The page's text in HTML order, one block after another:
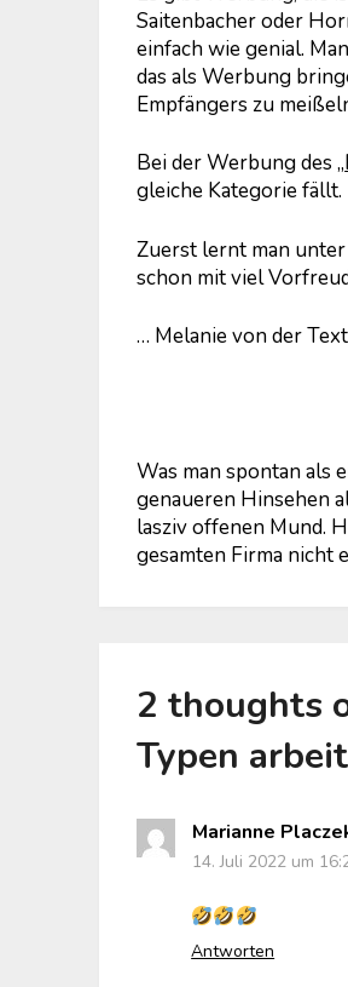
Saitenbacher oder
einfach wie genial.
das als Werbung
Empfängers zu
Bei der Werbung des „
gleiche Kategorie fällt.
Zuerst lernt man unter
schon mit viel
… Melanie von der
Was man spontan als
genaueren Hinsehen
lasziv offenen Mund.
gesamten Firma nicht
2 thoughts
Typen
Marianne
14. Juli 2022 um
Antworten